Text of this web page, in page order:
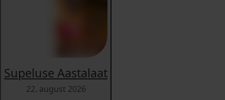
Supeluse Aastalaat
22. august 2026